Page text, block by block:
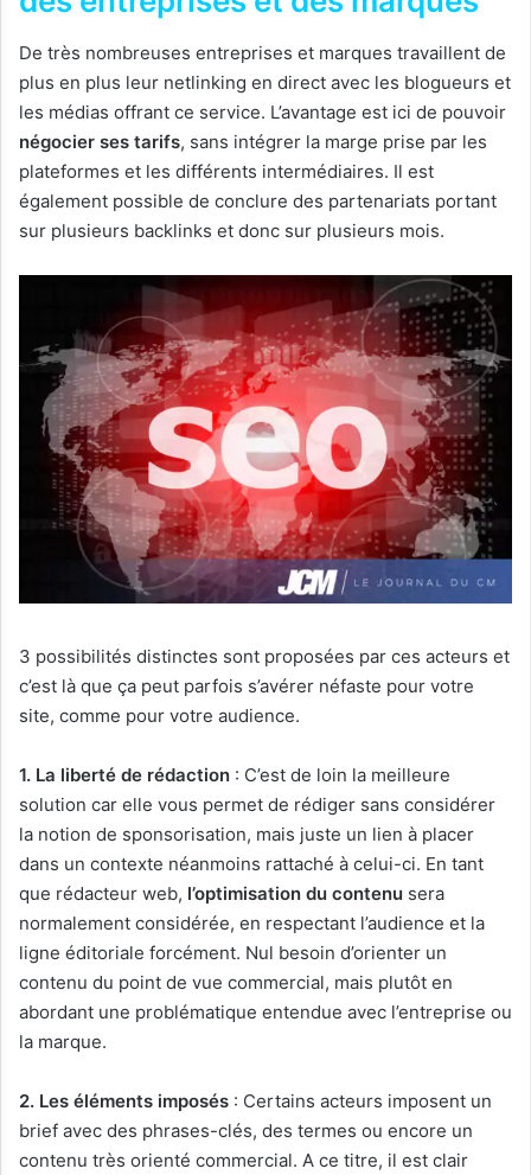
De très nombreuses entreprises et marques travaillent de
plus en plus leur netlinking en direct avec les blogueurs et
les médias offrant ce service. L’avantage est ici de pouvoir
négocier ses tarifs, sans intégrer la marge prise par les
plateformes et les différents intermédiaires. Il est
également possible de conclure des partenariats portant
sur plusieurs backlinks et donc sur plusieurs mois.
3 possibilités distinctes sont proposées par ces acteurs et
c’est là que ça peut parfois s’avérer néfaste pour votre
site, comme pour votre audience.
1. La liberté de rédaction : C’est de loin la meilleure
solution car elle vous permet de rédiger sans considérer
la notion de sponsorisation, mais juste un lien à placer
dans un contexte néanmoins rattaché à celui-ci. En tant
que rédacteur web, l’optimisation du contenu sera
normalement considérée, en respectant l’audience et la
ligne éditoriale forcément. Nul besoin d’orienter un
contenu du point de vue commercial, mais plutôt en
abordant une problématique entendue avec l’entreprise ou
la marque.
2. Les éléments imposés : Certains acteurs imposent un
brief avec des phrases-clés, des termes ou encore un
contenu très orienté commercial. A ce titre, il est clair